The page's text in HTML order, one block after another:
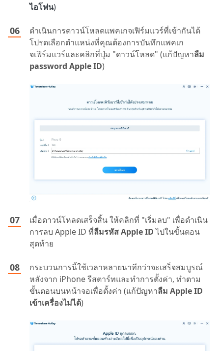
ไอโฟน)
ดำเนินการดาวน์โหลดแพคเกจเฟิร์มแวร์ที่เข้ากันได้
โปรดเลือกตำแหน่งที่คุณต้องการบันทึกแพคเก
จเฟิร์มแวร์และคลิกที่ปุ่ม "ดาวน์โหลด" (แก้ปัญหาลืม
password Apple ID)
เมื่อดาวน์โหลดเสร็จสิ้น ให้คลิกที่ "เริ่มลบ" เพื่อดำเนิน
การลบ Apple ID ที่ลืมรหัส Apple IDไปในขั้นตอน
สุดท้าย
กระบวนการนี้ใช้เวลาหลายนาทีกว่าจะเสร็จสมบูรณ์
หลังจาก iPhone รีสตาร์ทและทำการตั้งค่า, ทำตาม
ขั้นตอนบนหน้าจอเพื่อตั้งค่า (แก้ปัญหาลืม Apple ID
เข้าเครื่องไม่ได้)